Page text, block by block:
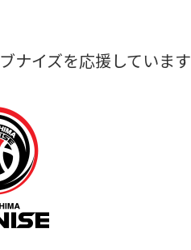
ナイズを応援しています